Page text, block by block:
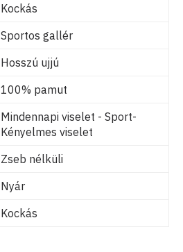
Kockás
Sportos gallér
Hosszú ujjú
100% pamut
Mindennapi viselet - Sport-
Kényelmes viselet
Zseb nélküli
Nyár
Kockás